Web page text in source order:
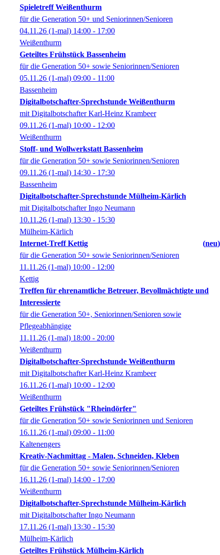
Spieletreff Weißenthurm
für die Generation 50+ und Seniorinnen/Senioren
04.11.26 (1-mal) 14:00 - 17:00
Weißenthurm
Geteiltes Frühstück Bassenheim
für die Generation 50+ sowie Seniorinnen/Senioren
05.11.26 (1-mal) 09:00 - 11:00
Bassenheim
Digitalbotschafter-Sprechstunde Weißenthurm
mit Digitalbotschafter Karl-Heinz Krambeer
09.11.26 (1-mal) 10:00 - 12:00
Weißenthurm
Stoff- und Wollwerkstatt Bassenheim
für die Generation 50+ sowie Seniorinnen/Senioren
09.11.26 (1-mal) 14:30 - 17:30
Bassenheim
Digitalbotschafter-Sprechstunde Mülheim-Kärlich
mit Digitalbotschafter Ingo Neumann
10.11.26 (1-mal) 13:30 - 15:30
Mülheim-Kärlich
Internet-Treff Kettig
neu
für die Generation 50+ sowie Seniorinnen/Senioren
11.11.26 (1-mal) 10:00 - 12:00
Kettig
Treffen für ehrenamtliche Betreuer, Bevollmächtigte und
Interessierte
für die Generation 50+, Seniorinnen/Senioren sowie
Pflegeabhängige
11.11.26 (1-mal) 18:00 - 20:00
Weißenthurm
Digitalbotschafter-Sprechstunde Weißenthurm
mit Digitalbotschafter Karl-Heinz Krambeer
16.11.26 (1-mal) 10:00 - 12:00
Weißenthurm
Geteiltes Frühstück "Rheindörfer"
für die Generation 50+ sowie Seniorinnen und Senioren
16.11.26 (1-mal) 09:00 - 11:00
Kaltenengers
Kreativ-Nachmittag - Malen, Schneiden, Kleben
für die Generation 50+ sowie Seniorinnen/Senioren
16.11.26 (1-mal) 14:00 - 17:00
Weißenthurm
Digitalbotschafter-Sprechstunde Mülheim-Kärlich
mit Digitalbotschafter Ingo Neumann
17.11.26 (1-mal) 13:30 - 15:30
Mülheim-Kärlich
Geteiltes Frühstück Mülheim-Kärlich